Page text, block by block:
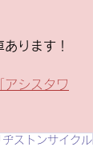
ります！
シスタワ
ヂストンサイクル